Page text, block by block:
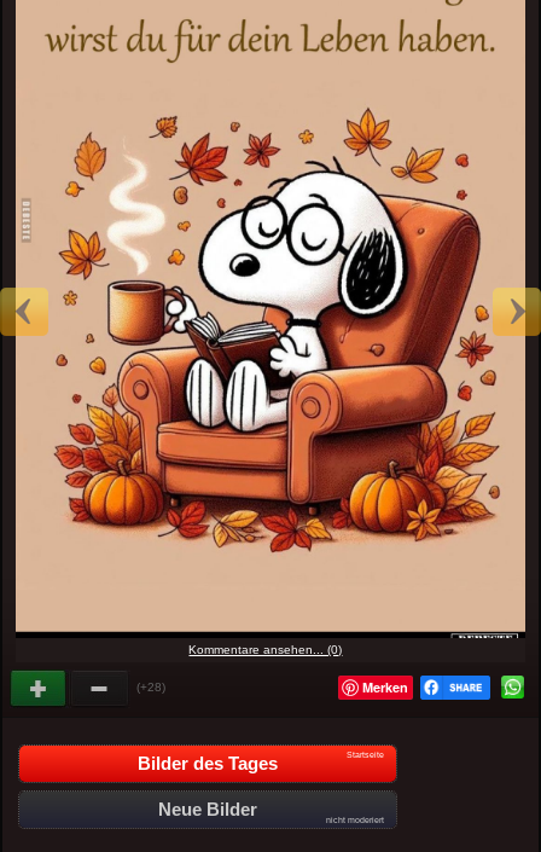
Kommentare ansehen... (0)
(+28) Merken
Bilder des Tages Startseite
Neue Bilder
nicht moderiert